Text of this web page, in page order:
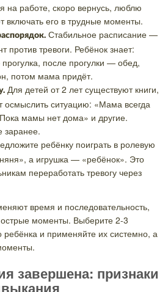
на работе, скоро вернусь, люблю
включать его в трудные моменты.
Стабильное расписание —
против тревоги. Ребёнок знает:
после прогулки — обед,
потом мама придёт.
Для детей от 2 лет существуют книги,
осмыслить ситуацию: «Мама всегда
мамы нет дома» и другие.
заранее.
ребёнку поиграть в ролевую
а игрушка — «ребёнок». Это
переработать тревогу через
время и последовательность,
моменты. Выберите 2-3
и применяйте их системно, а
завершена: признаки